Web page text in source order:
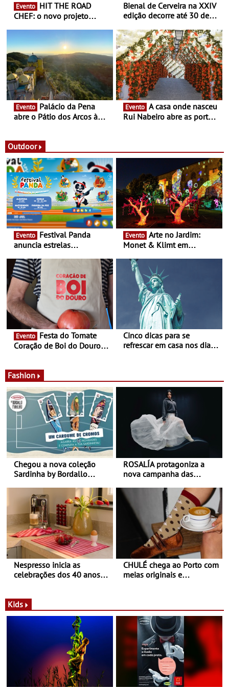
Evento
CHEF: o novo projeto
Queiroz Ribeiro - Um novo
conceito gastronómico
itinerante que percorre
Portugal
Bienal de Cerveira na XXIV
edição decorre até 30 de
enquanto “Territórios sem
Fronteira”
Evento
abre o Pátio dos Arcos à
Evento
Rui Nabeiro abre as portas
16 de agosto
Outdoor
Evento
anuncia estrelas
- Entre Junho e Julho pelo
país
Evento
Monet & Klimt em
ao final de Setembro -
Experiência luminosa no
jardim do Museu de
Alberto Sampaio
Evento
Coração de Boi do Douro -
Cinco dicas para se
refrescar em casa nos dias
Fashion
Chegou a nova coleção
Sardinha by Bordallo
ROSALÍA protagoniza a
nova campanha das
Balance
Nespresso inicia as
celebrações dos 40 anos
Novas - Edição limitada
Nespresso x Torres Novas
CHULÉ chega ao Porto com
meias originais e
Shopping
Kids